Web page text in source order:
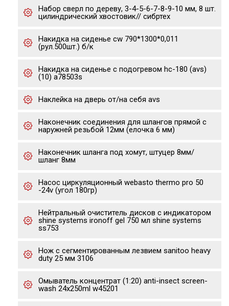
Набор сверл по дереву, 3-4-5-6-7-8-9-10 мм, 8 шт.
цилиндрический хвостовик// сибртех
Накидка на сиденье cw 790*1300*0,011
(рул.500шт.) б/к
Накидка на сиденье с подогревом hc-180 (avs)
(10) a78503s
Наклейка на дверь от/на себя avs
Наконечник соединения для шлангов прямой с
наружней резьбой 12мм (елочка 6 мм)
Наконечник шланга под хомут, штуцер 8мм/
шланг 8мм
Насос циркуляционный webasto thermo pro 50
-24v (угол 180гр)
Нейтральный очиститель дисков с индикатором
shine systems ironoff gel 750 мл shine systems
ss753
Нож с сегментированным лезвием sanitoo heavy
duty 25 мм 3106
Омыватель концентрат (1:20) anti-insect screen-
wash 24x250ml w45201